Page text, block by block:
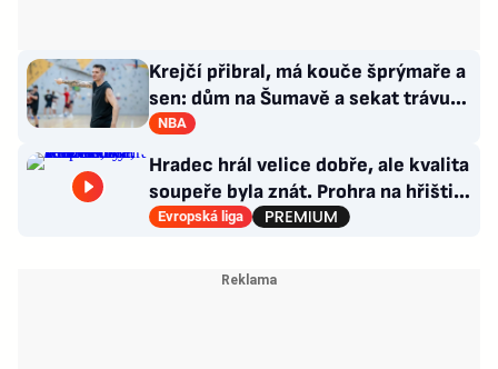
Krejčí přibral, má kouče šprýmaře a
sen: dům na Šumavě a sekat trávu
jako Forrest Gump
NBA
Hradec hrál velice dobře, ale kvalita
soupeře byla znát. Prohra na hřišti,
výhra v hledišti
Evropská liga